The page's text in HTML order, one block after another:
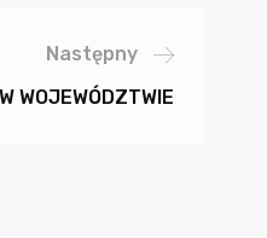
Następny
WOJEWÓDZTWIE